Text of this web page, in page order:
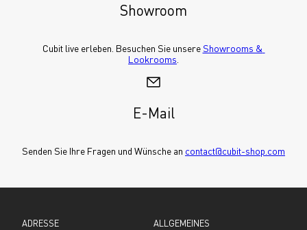
Showroom
Cubit live erleben. Besuchen Sie unsere Showrooms &
Lookrooms
E-Mail
Senden Sie Ihre Fragen und Wünsche an contact@cubit-shop.com
ADRESSE ALLGEMEINES